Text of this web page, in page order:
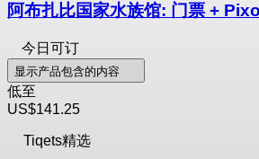
阿布扎比国家水族馆: 门票 +
今日可订
显示产品包含的内容
低至
US$141.25
Tiqets精选